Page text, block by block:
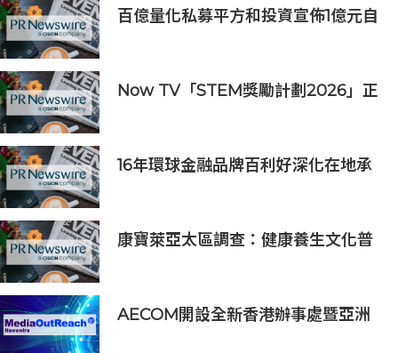
百億量化私募平方和投資宣佈1億元自
Now TV「STEM獎勵計劃2026」正
及「長隆小科學家大獎」
16年環球金融品牌百利好深化在地承
康寶萊亞太區調查：健康養生文化普
AECOM開設全新香港辦事處暨亞洲